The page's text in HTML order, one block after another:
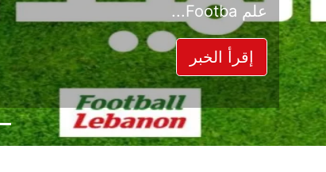
حسم ل...
إقرأ الخبر